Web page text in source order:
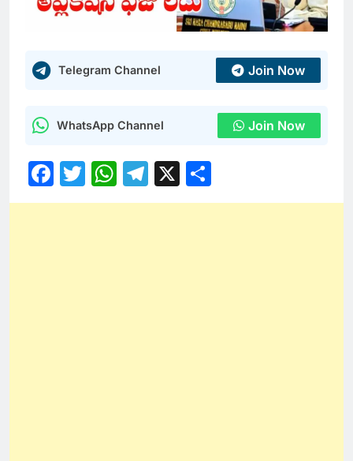
Telegram Channel Join Now
WhatsApp Channel Join Now
Facebook
Twitter
WhatsApp
Telegram
X